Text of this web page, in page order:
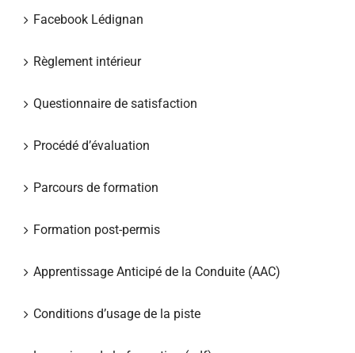
Facebook Lédignan
Règlement intérieur
Questionnaire de satisfaction
Procédé d’évaluation
Parcours de formation
Formation post-permis
Apprentissage Anticipé de la Conduite (AAC)
Conditions d’usage de la piste